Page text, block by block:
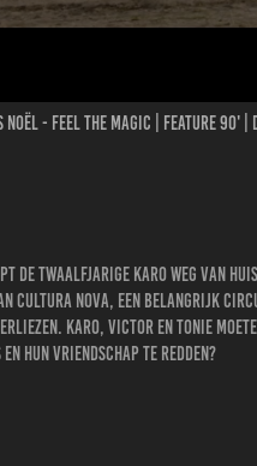
- feel the magic | FEATURE 90' |
de twaalfjarige Karo weg van
Cultura Nova, een belangrijk
Karo, Victor en Tonie
hun vriendschap te redden?